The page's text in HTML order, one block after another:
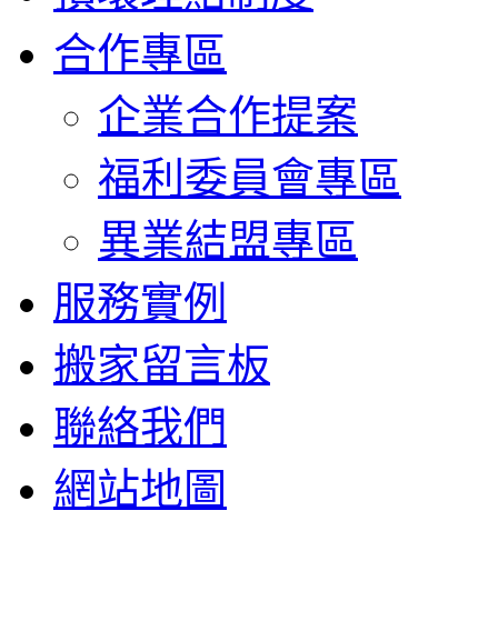
合作專區
企業合作提案
福利委員會專區
異業結盟專區
服務實例
搬家留言板
聯絡我們
網站地圖